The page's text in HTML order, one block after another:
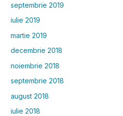
septembrie 2019
iulie 2019
martie 2019
decembrie 2018
noiembrie 2018
septembrie 2018
august 2018
iulie 2018